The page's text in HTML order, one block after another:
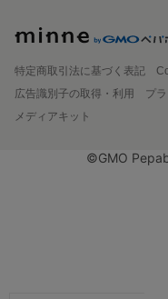
特定商取引法に基づく表記
広告識別子の取得・利用
プ
メディアキット
©GMO